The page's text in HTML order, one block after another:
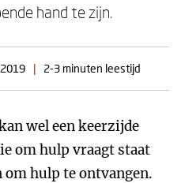
hand te zijn.
| 2-3 minuten leestijd
wel een keerzijde
om hulp vraagt staat
hulp te ontvangen.